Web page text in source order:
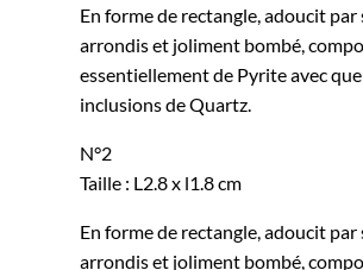
En forme de rectangle, adoucit par
arrondis et joliment bombé,
essentiellement de Pyrite avec
inclusions de Quartz.
N°2
Taille : L2.8 x l1.8 cm
En forme de rectangle, adoucit par
arrondis et joliment bombé,